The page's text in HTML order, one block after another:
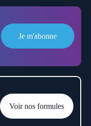
Je m'abonne
Voir nos formules